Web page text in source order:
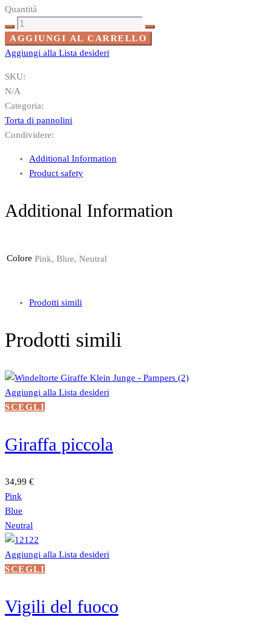
Quantità
Motocicletta
quantità
AGGIUNGI AL CARRELLO
Aggiungi alla Lista desideri
SKU:
N/A
Categoria:
Torta di pannolini
Condividere:
Additional Information
Product safety
Additional Information
Colore Pink, Blue, Neutral
Prodotti simili
Prodotti simili
Aggiungi alla Lista desideri
SCEGLI
più
nella
pagina
Giraffa piccola
34,99 €
Pink
Blue
Neutral
Aggiungi alla Lista desideri
SCEGLI
più
Vigili del fuoco